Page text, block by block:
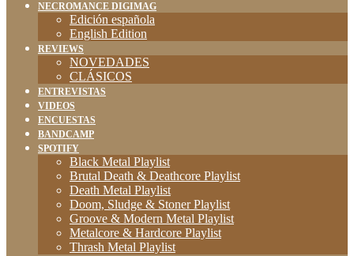
NECROMANCE DIGIMAG
Edición española
English Edition
REVIEWS
NOVEDADES
CLÁSICOS
ENTREVISTAS
VIDEOS
ENCUESTAS
BANDCAMP
SPOTIFY
Black Metal Playlist
Brutal Death & Deathcore Playlist
Death Metal Playlist
Doom, Sludge & Stoner Playlist
Groove & Modern Metal Playlist
Metalcore & Hardcore Playlist
Thrash Metal Playlist